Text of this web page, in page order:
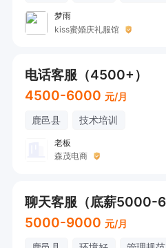
梦雨
kiss蜜婚庆礼服馆
电话客服（4500+）
4500-6000 元/月
鹿邑县 技术培训
老板
森茂电商
5000-9000 元/月